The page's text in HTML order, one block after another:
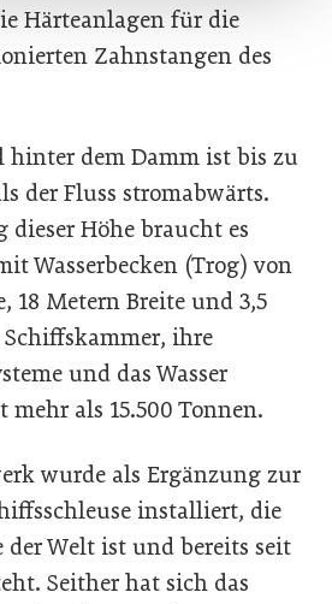
Härteanlagen für die
Zahnstangen des
hinter dem Damm ist bis zu
der Fluss stromabwärts.
Höhe braucht es
Wasserbecken (Trog) von
18 Metern Breite und 3,5
ihre
und das Wasser
mehr als 15.500 Tonnen.
wurde als Ergänzung zur
installiert, die
der Welt ist und bereits seit
Seither hat sich das